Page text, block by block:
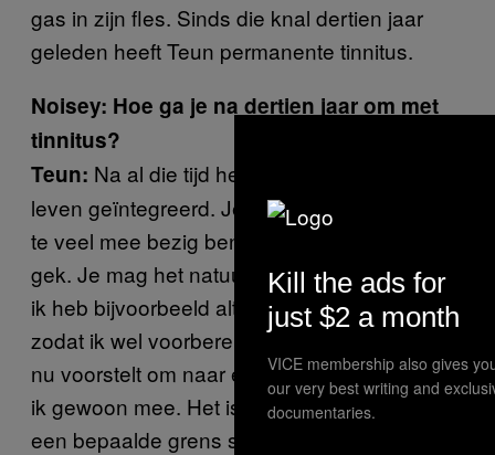
gas in zijn fles. Sinds die knal dertien jaar
geleden heeft Teun permanente tinnitus.
Noisey: Hoe ga je na dertien jaar om met
tinnitus?
Teun: Na al die tijd heb ik mijn tinnitus in mijn
leven geïntegreerd. Je moet ook wel; als je er
te veel mee bezig bent, word je alleen maar
gek. Je mag het natuurlijk niet negeren, maar
ik heb bijvoorbeeld altijd mijn oordoppen mee
zodat ik wel voorbereid ben. Als een collega
nu voorstelt om naar een kroeg te gaan, kan
ik gewoon mee. Het is vooral belangrijk dat je
een bepaalde grens stelt die verdraagzaam
Kill the ads for
just $2 a month
VICE membership also gives
our very best writing and
documentaries.